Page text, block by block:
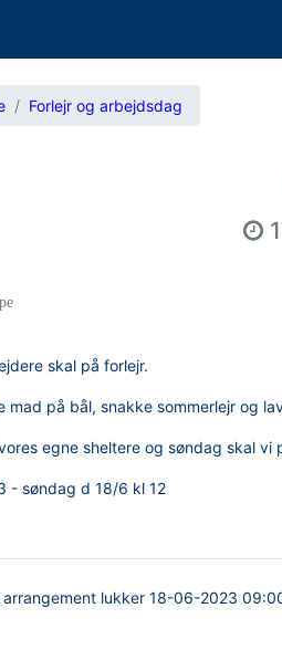
Forlejr og arbejdsdag
skal på forlejr.
mad på bål, snakke sommerlejr og
egne sheltere og søndag skal vi
- søndag d 18/6 kl 12
lukker 18-06-2023